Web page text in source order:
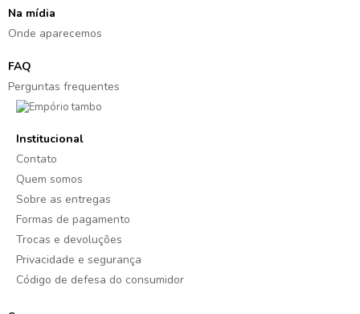
Na mídia
Onde aparecemos
FAQ
Perguntas frequentes
Institucional
Contato
Quem somos
Sobre as entregas
Formas de pagamento
Trocas e devoluções
Privacidade e segurança
Código de defesa do consumidor